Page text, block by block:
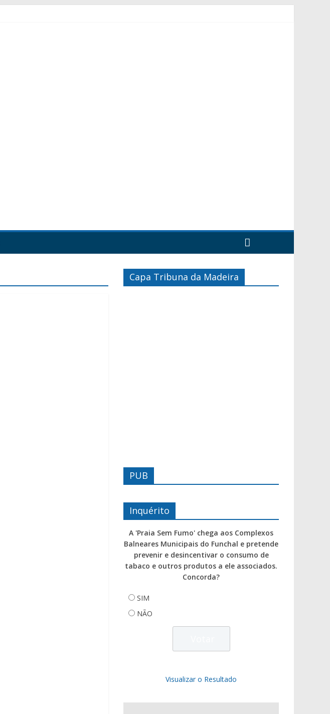
Capa Tribuna da Madeira
PUB
Inquérito
A 'Praia Sem Fumo' chega aos Complexos
Balneares Municipais do Funchal e pretende
prevenir e desincentivar o consumo de
tabaco e outros produtos a ele associados.
Concorda?
SIM
NÃO
Visualizar o Resultado